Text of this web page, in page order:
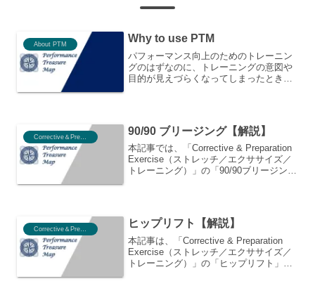
About PTM Why to use PTM
パフォーマンス向上のためのトレーニン
グのはずなのに、トレーニングの意図や
目的が見えづらくなってしまったとき、
Performance Treasure Map®（パフォー
マンストレジャーマップ）を作成した背
景や思いを紹介します。
90/90 ブリージング【解説】
本記事では、「Corrective & Preparation
Exercise（ストレッチ／エクササイズ／
トレーニング）」の「90/90ブリージン
スとの関連性をPerformance Treasure
Map®（パフォーマンストレジャーマッ
プ）のOriginal K-Mapをもとに紐解き、
より深く理解することを目的としていま
す。
Corrective＆Preparation ヒップリフト【解説】
本記事は、「Corrective & Preparation
Exercise（ストレッチ／エクササイズ／
トレーニング）」の「ヒップリフト」に